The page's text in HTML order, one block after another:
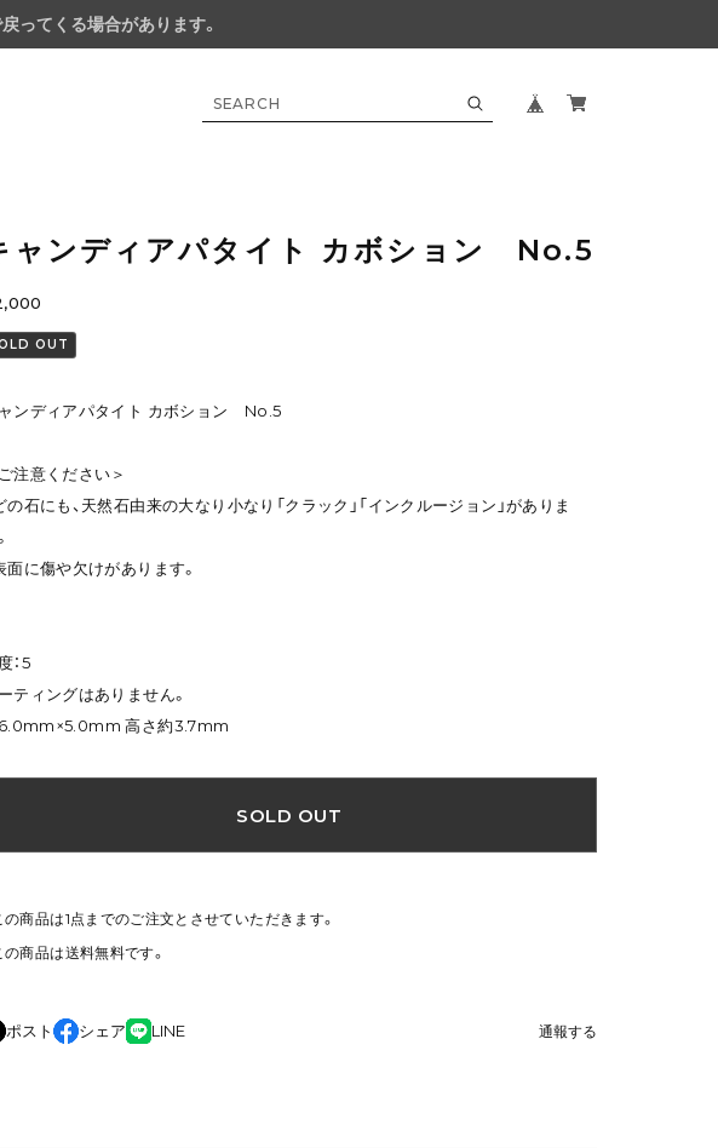
ってくる場合があります。
ャンディアパタイト カボション No.5
OUT
ンディアパタイト カボション No.5
注意ください＞
の石にも、天然石由来の大なり小なり「クラック」「インクルージョン」がありま
面に傷や欠けがあります。
：5
ティングはありません。
高さ約3.7mm
SOLD OUT
の商品は1点までのご注文とさせていただきます。
の商品は送料無料です。
ポスト シェア LINE 通報する